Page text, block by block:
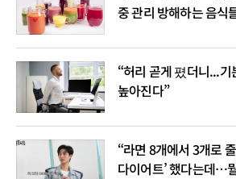
중 관리 방해
“허리 곧게 폈더니...
높아진다”
“라면 8개에서 3개로
다이어트’ 했다는데…